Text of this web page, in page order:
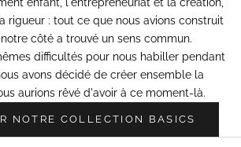
rigueur : tout ce que nous avions construit
côté a trouvé un sens commun.
difficultés pour nous habiller pendant
avons décidé de créer ensemble la
aurions rêvé d'avoir à ce moment-là.
NOTRE COLLECTION BASICS